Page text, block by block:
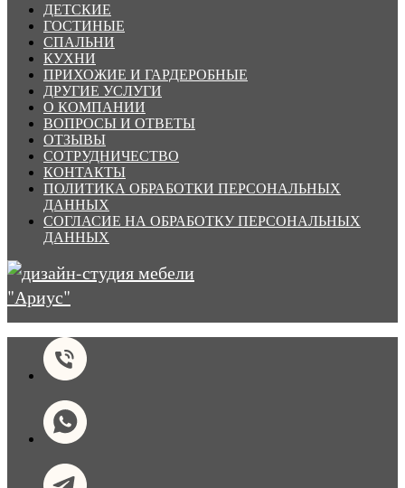
ДЕТСКИЕ
ГОСТИНЫЕ
СПАЛЬНИ
КУХНИ
ПРИХОЖИЕ И ГАРДЕРОБНЫЕ
ДРУГИЕ УСЛУГИ
О КОМПАНИИ
ВОПРОСЫ И ОТВЕТЫ
ОТЗЫВЫ
СОТРУДНИЧЕСТВО
КОНТАКТЫ
ПОЛИТИКА ОБРАБОТКИ ПЕРСОНАЛЬНЫХ
ДАННЫХ
СОГЛАСИЕ НА ОБРАБОТКУ ПЕРСОНАЛЬНЫХ
ДАННЫХ